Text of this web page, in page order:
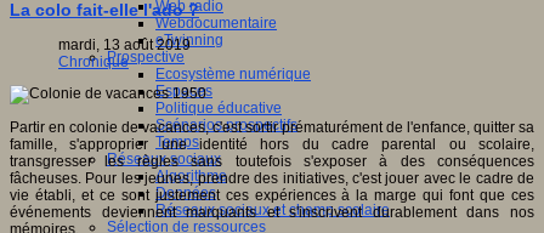
Web radio
Webdocumentaire
eTwinning
Prospective
Ecosystème numérique
Espaces
Politique éducative
Scénarios prospectifs
Temps
Réseaux sociaux
Algorithme
Données
Réseaux sociaux et champ scolaire
Sélection de ressources
La colo fait-elle l'ado ?
mardi, 13 août 2019
Chronique
Partir en colonie de vacances, c'est sortir prématurément de l'enfance, quitter sa
famille, s'approprier une identité hors du cadre parental ou scolaire,
transgresser les règles sans toutefois s'exposer à des conséquences
fâcheuses. Pour les jeunes, prendre des initiatives, c'est jouer avec le cadre de
vie établi, et ce sont justement ces expériences à la marge qui font que ces
événements deviennent marquants et s'inscrivent durablement dans nos